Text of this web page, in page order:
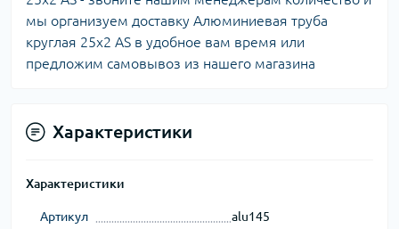
мы организуем доставку Алюминиевая труба
круглая 25х2 AS в удобное вам время или
предложим самовывоз из нашего магазина
Характеристики
Характеристики
Артикул alu145